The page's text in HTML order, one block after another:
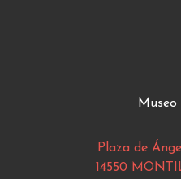
Museo
Plaza de
14550